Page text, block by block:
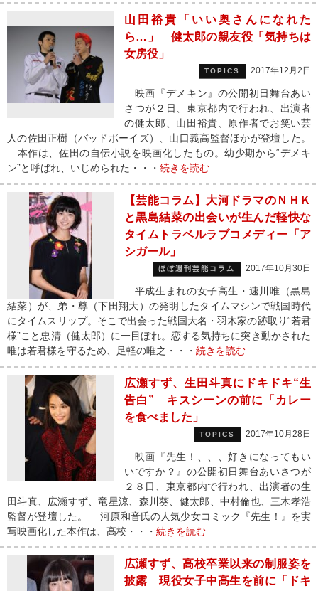
山田裕貴「いい奥さんになれた
ら…」 健太郎の親友役「気持ちは
女房役」
TOPICS 2017年12月2日
映画『デメキン』の公開初日舞台あい
さつが２日、東京都内で行われ、出演者
の健太郎、山田裕貴、原作者でお笑い芸
人の佐田正樹（バッドボーイズ）、山口義高監督ほかが登壇した。
本作は、佐田の自伝小説を映画化したもの。幼少期から“デメキ
ン”と呼ばれ、いじめられた・・・ 続きを読む
【芸能コラム】大河ドラマのＮＨＫ
と黒島結菜の出会いが生んだ軽快な
タイムトラベルラブコメディー「ア
シガール」
ほぼ週刊芸能コラム 2017年10月30日
平成生まれの女子高生・速川唯（黒島
結菜）が、弟・尊（下田翔大）の発明したタイムマシンで戦国時代
にタイムスリップ。そこで出会った戦国大名・羽木家の跡取り“若君
様”こと忠清（健太郎）に一目ぼれ。恋する気持ちに突き動かされた
唯は若君様を守るため、足軽の唯之・・・ 続きを読む
広瀬すず、生田斗真にドキドキ“生
告白” キスシーンの前に「カレー
を食べました」
TOPICS 2017年10月28日
映画『先生！、、、好きになってもい
いですか？』の公開初日舞台あいさつが
２８日、東京都内で行われ、出演者の生
田斗真、広瀬すず、竜星涼、森川葵、健太郎、中村倫也、三木孝浩
監督が登壇した。 河原和音氏の人気少女コミック『先生！』を実
写映画化した本作は、高校・・・ 続きを読む
広瀬すず、高校卒業以来の制服姿を
披露 現役女子中高生を前に「ドキ